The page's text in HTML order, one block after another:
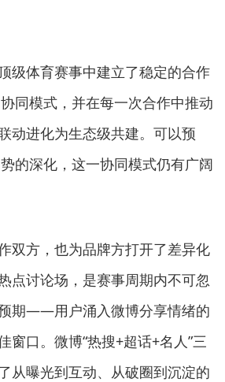
级体育赛事中建立了稳定的合作
同模式，并在每一次合作中推动
动进化为生态级共建。可以预
的深化，这一协同模式仍有广阔
双方，也为品牌方打开了差异化
点讨论场，是赛事周期内不可忽
期——用户涌入微博分享情绪的
口。微博“热搜+超话+名人”三
从曝光到互动、从破圈到沉淀的